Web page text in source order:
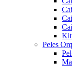
Kit
Peles